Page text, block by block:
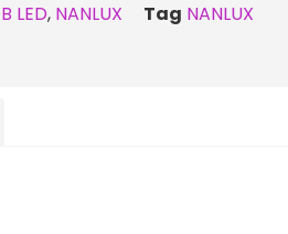
LED, NANLUX Tag NANLUX